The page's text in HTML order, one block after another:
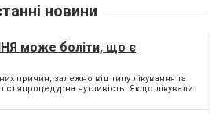
новини
може боліти, що є
причин, залежно від типу лікування та
чутливість. Якщо лікували